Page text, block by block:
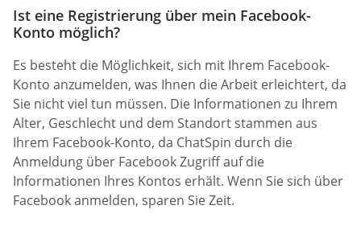
Ist eine Registrierung über mein Facebook-
Konto möglich?
Es besteht die Möglichkeit, sich mit Ihrem Facebook-
Konto anzumelden, was Ihnen die Arbeit erleichtert, da
Sie nicht viel tun müssen. Die Informationen zu Ihrem
Alter, Geschlecht und dem Standort stammen aus
Ihrem Facebook-Konto, da ChatSpin durch die
Anmeldung über Facebook Zugriff auf die
Informationen Ihres Kontos erhält. Wenn Sie sich über
Facebook anmelden, sparen Sie Zeit.